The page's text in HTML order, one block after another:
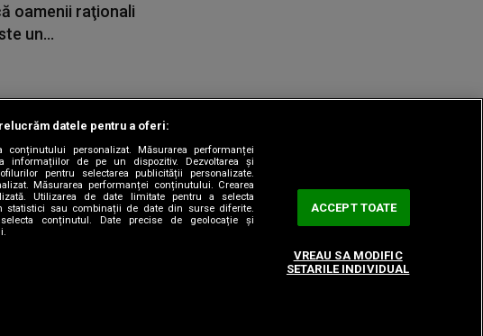
oamenii raţionali
un...
Info| Codul etic|Sitemap
datele pentru a oferi:
conținutului personalizat. Măsurarea performanței
informațiilor de pe un dispozitiv. Dezvoltarea și
pentru selectarea publicității personalizate.
Măsurarea performanței conținutului. Crearea
Utilizarea de date limitate pentru a selecta
statistici sau combinații de date din surse diferite.
conținutul. Date precise de geolocație și
ACCEPT TOATE
VREAU SA MODIFIC
SETARILE INDIVIDUAL